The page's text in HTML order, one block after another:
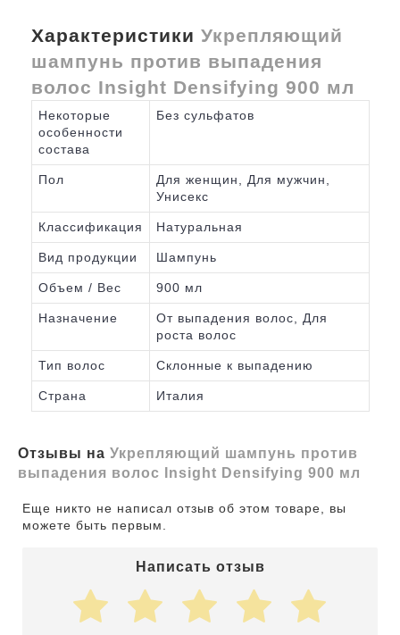
Характеристики Укрепляющий
шампунь против выпадения
волос Insight Densifying 900 мл
Некоторые
особенности
состава
Без сульфатов
Пол
Для женщин, Для мужчин,
Унисекс
Классификация Натуральная
Вид продукции Шампунь
Объем / Вес 900 мл
Назначение
От выпадения волос, Для
роста волос
Тип волос Склонные к выпадению
Страна Италия
Отзывы на Укрепляющий шампунь против
выпадения волос Insight Densifying 900 мл
Еще никто не написал отзыв об этом товаре, вы
можете быть первым.
Написать отзыв